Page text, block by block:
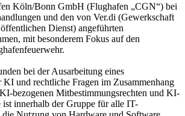
Köln/Bonn GmbH (Flughafen „CGN“) bei
und den von Ver.di (Gewerkschaft
Dienst) angeführten
mit besonderem Fokus auf den
bei der Ausarbeitung eines
KI und rechtliche Fragen im Zusammenhang
bezogenen Mitbestimmungsrechten und KI-
innerhalb der Gruppe für alle IT-